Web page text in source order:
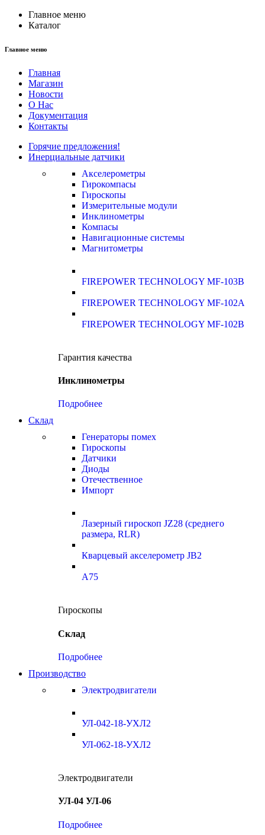
Главное меню
Каталог
Главное меню
Главная
Магазин
Новости
О Нас
Документация
Контакты
Горячие предложения!
Инерциальные датчики
Акселерометры
Гирокомпасы
Гироскопы
Измерительные модули
Инклинометры
Компасы
Навигационные системы
Магнитометры
FIREPOWER TECHNOLOGY MF-103B
FIREPOWER TECHNOLOGY MF-102A
FIREPOWER TECHNOLOGY MF-102B
Гарантия качества
Инклинометры
Подробнее
Склад
Генераторы помех
Гироскопы
Датчики
Диоды
Отечественное
Импорт
Лазерный гироскоп JZ28 (среднего
размера, RLR)
Кварцевый акселерометр JB2
A75
Гироскопы
Склад
Подробнее
Производство
Электродвигатели
УЛ-042-18-УХЛ2
УЛ-062-18-УХЛ2
Электродвигатели
УЛ-04 УЛ-06
Подробнее